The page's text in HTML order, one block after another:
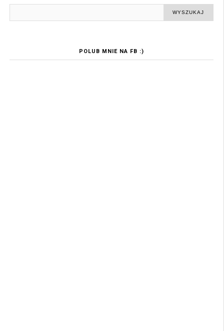
POLUB MNIE NA FB :)